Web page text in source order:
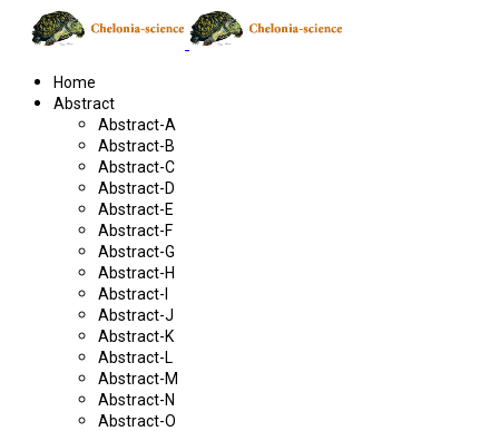
Home
Abstract
Abstract-A
Abstract-B
Abstract-C
Abstract-D
Abstract-E
Abstract-F
Abstract-G
Abstract-H
Abstract-I
Abstract-J
Abstract-K
Abstract-L
Abstract-M
Abstract-N
Abstract-O